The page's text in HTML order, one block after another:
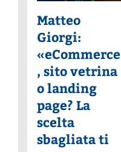
Matteo
Giorgi:
«eCommerce
, sito vetrina
o landing
page? La
scelta
sbagliata ti